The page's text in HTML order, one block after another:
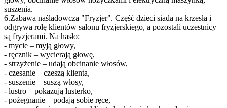
suszenia.
6.Zabawa naśladowcza "Fryzjer". Część dzieci siada na krzesła i
odgrywa rolę klientów salonu fryzjerskiego, a pozostali uczestnicy
są fryzjerami. Na hasło:
- mycie – myją głowy,
- ręcznik – wycierają głowę,
- strzyżenie – udają obcinanie włosów,
- czesanie – czeszą klienta,
- suszenie – suszą włosy,
- lustro – pokazują lusterko,
- pożegnanie – podają sobie ręce,